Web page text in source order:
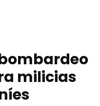
milicias